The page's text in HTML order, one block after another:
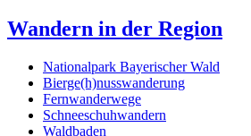
Wandern in der Region
Nationalpark Bayerischer Wald
Bierge(h)nusswanderung
Fernwanderwege
Schneeschuhwandern
Waldbaden